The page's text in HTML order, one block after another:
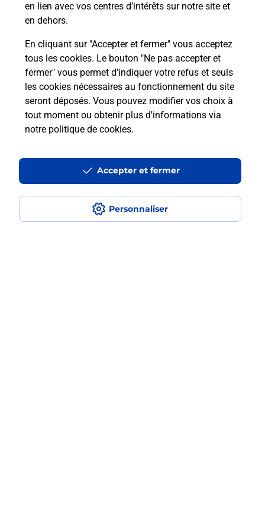
en lien avec vos centres d’intérêts sur notre site et
en dehors.
En cliquant sur "Accepter et fermer" vous acceptez
tous les cookies. Le bouton "Ne pas accepter et
fermer" vous permet d'indiquer votre refus et seuls
les cookies nécessaires au fonctionnement du site
seront déposés. Vous pouvez modifier vos choix à
tout moment ou obtenir plus d'informations via
notre politique de cookies.
Personnaliser
Accepter et fermer
Quel réseau utilise La Poste Mobile ?
Est-ce que je peux garder mon
numéro de mobile gratuitement ?
Est-ce que je peux bénéficier de la 5G
avec La Poste Mobile ?
Est-ce que je peux utiliser mon forfait
Est-ce que je peux payer mon iPhone
en plusieurs fois avec La Poste Mobile